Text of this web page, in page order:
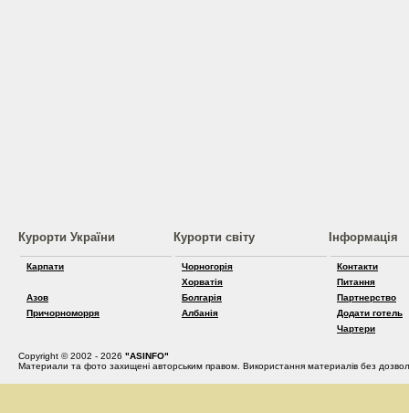
Курорти України
Карпати
Азов
Причорноморря
Курорти світу
Чорногорія
Хорватія
Болгарія
Албанія
Інформація
Контакти
Питання
Партнерство
Додати готель
Чартери
Copyright © 2002 - 2026 "ASINFO"
Материали та фото захищені авторським правом. Використання материалів без